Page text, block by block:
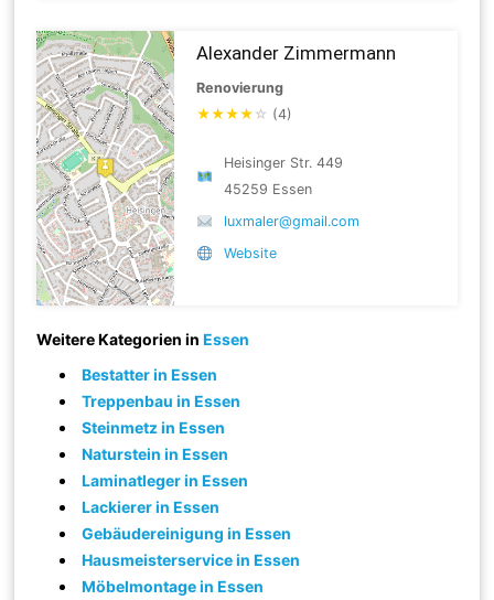
Alexander Zimmermann
Renovierung
★★★★ ☆ (4)
Heisinger Str. 449
45259 Essen
luxmaler@gmail.com
Website
Weitere Kategorien inEssen
Bestatter in Essen
Treppenbau in Essen
Steinmetz in Essen
Naturstein in Essen
Laminatleger in Essen
Lackierer in Essen
Gebäudereinigung in Essen
Hausmeisterservice in Essen
Möbelmontage in Essen